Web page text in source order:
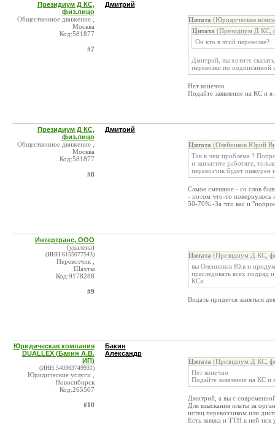
Президиум Д КС,
физ.лицо
Общественное движение ,
Москва
Код:581877
#7
Дмитрий
Цитата (Юридическая
Цитата (Президиум Д КС,
Он кто в этой перевозке?
Дмитрий, вы хотите
перевозки по подписанной
Нет конечно
Подайте заявление на КС и я
Президиум Д КС,
физ.лицо
Общественное движение ,
Москва
Код:581877
#8
Дмитрий
Цитата (Олейников Юрий
Так в чем проблема ?
и заплатите работяге,
перевозчик будет
Самое смешное - со слов
- потом что-то повернулось
50-70% -За что вас и
Интертранс, ООО
(удалена)
(ИНН:6155077543)
Перевозчик ,
Шахты
Код:9178288
#9
Цитата (Президиум Д КС,
вы Оленников Ю.в и
преследовать всех подряд
КСа
Видать придется заняться
Юридическая компания
DUALLEX (Бакин А.В.
ИП)
(ИНН:540363749931)
Юридические услуги ,
Новосибирск
Код:265507
#10
Бакин
Александр
Цитата (Президиум Д КС,
Нет конечно
Подайте заявление на КС и
Дмитрий, а вы с
Для взыскания платы за
истец перевозчиком или
Есть заявка и ТТН к ней-иск